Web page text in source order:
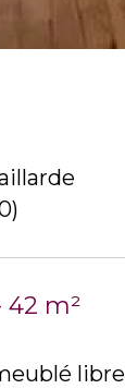
42 m²
libre